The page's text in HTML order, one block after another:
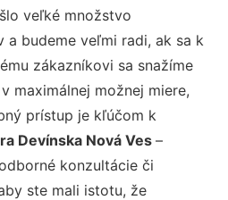
veľké množstvo
a budeme veľmi radi, ak sa k
zákazníkovi sa snažíme
maximálnej možnej miere,
prístup je kľúčom k
Devínska Nová Ves –
konzultácie či
ste mali istotu, že